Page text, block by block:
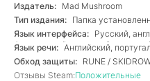
Издатель: Mad Mushroom
Тип издания: Папка
Язык интерфейса: Русский,
французский, немецкий,
Язык речи: Английский,
Обход защиты: RUNE /
Отзывы Steam:Положительные